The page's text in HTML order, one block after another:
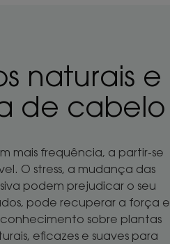
naturais e
de cabelo
mais frequência, a partir-se
O stress, a mudança das
podem prejudicar o seu
pode recuperar a força e
sobre plantas
eficazes e suaves para